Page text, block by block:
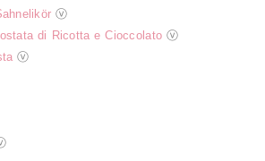
ⓥ
di Ricotta e Cioccolato ⓥ
ⓥ